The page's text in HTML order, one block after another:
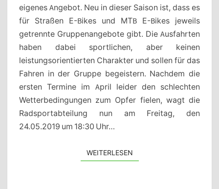
OSBACH
eigenes Angebot. Neu in dieser Saison ist, dass es
für Straßen E-Bikes und MTB E-Bikes jeweils
getrennte Gruppenangebote gibt. Die Ausfahrten
haben dabei sportlichen, aber keinen
leistungsorientierten Charakter und sollen für das
Fahren in der Gruppe begeistern. Nachdem die
ersten Termine im April leider den schlechten
Wetterbedingungen zum Opfer fielen, wagt die
Radsportabteilung nun am Freitag, den
24.05.2019 um 18:30 Uhr…
WEITERLESENWEITERLESEN